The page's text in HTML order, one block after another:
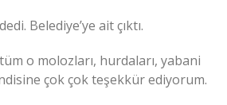
dedi. Belediye’ye ait çıktı.
o molozları, hurdaları, yabani
çok çok teşekkür ediyorum.